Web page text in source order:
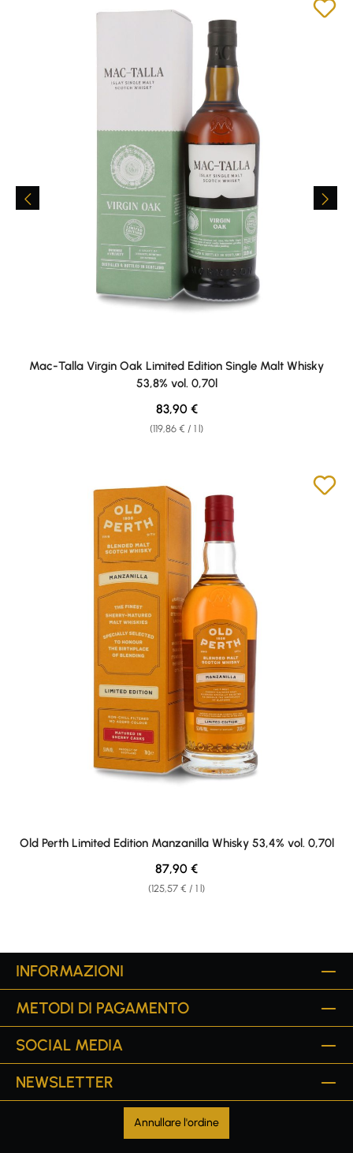
Mac-Talla Virgin Oak Limited Edition Single Malt Whisky
53,8% vol. 0,70l
(119,86 € / 1 l)
Regular price:
83,90 €
Old Perth Limited Edition Manzanilla Whisky 53,4% vol. 0,70l
(125,57 € / 1 l)
Regular price:
87,90 €
INFORMAZIONI
METODI DI PAGAMENTO
SOCIAL MEDIA
NEWSLETTER
Annullare l'ordine